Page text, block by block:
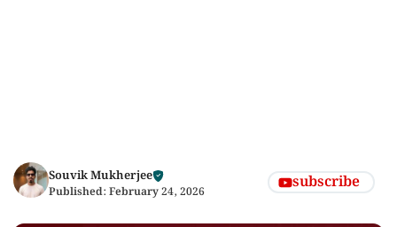
Souvik Mukherjee
Published: February 24, 2026 subscribe